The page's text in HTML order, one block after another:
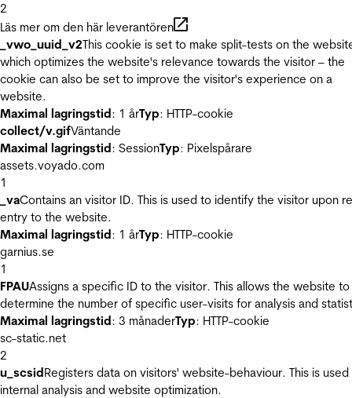
2
Läs mer om den här leverantören
_vwo_uuid_v2This cookie is set to make split-tests on the
which optimizes the website's relevance towards the visitor – the
cookie can also be set to improve the visitor's experience on a
website.
Maximal lagringstid: 1 årTyp: HTTP-cookie
collect/v.gifVäntande
Maximal lagringstid: SessionTyp: Pixelspårare
assets.voyado.com
1
_vaContains an visitor ID. This is used to identify the visitor upon
entry to the website.
Maximal lagringstid: 1 årTyp: HTTP-cookie
garnius.se
1
FPAUAssigns a specific ID to the visitor. This allows the website to
determine the number of specific user-visits for analysis and
Maximal lagringstid: 3 månaderTyp: HTTP-cookie
sc-static.net
2
u_scsidRegisters data on visitors' website-behaviour. This is
internal analysis and website optimization.